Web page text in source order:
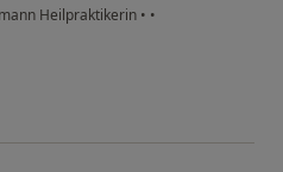
Heilpraktikerin • •